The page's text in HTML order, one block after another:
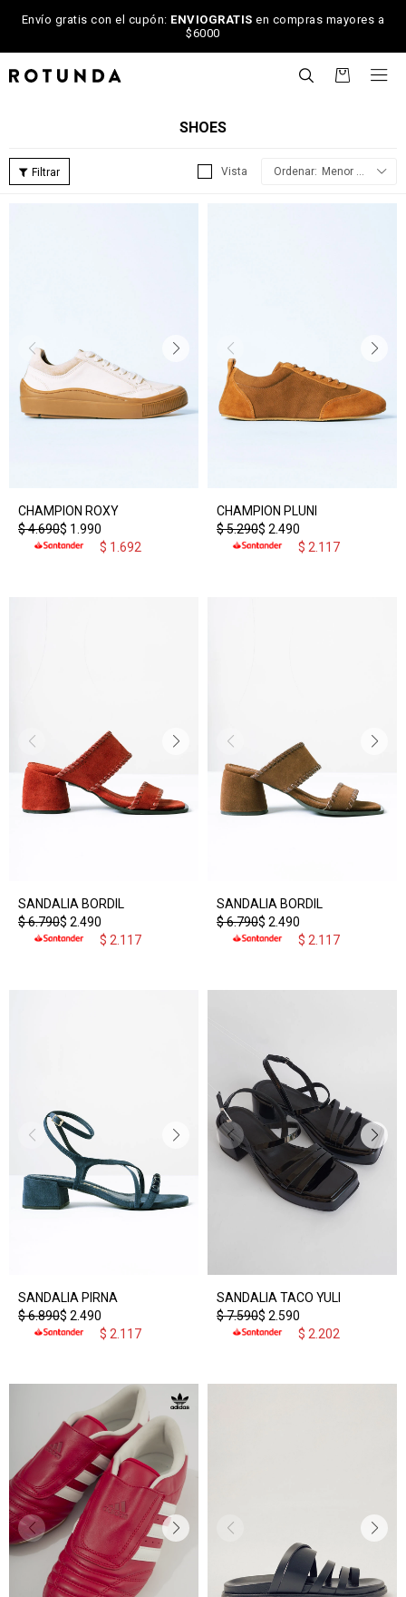
Envío gratis con el cupón: ENVIOGRATIS en compras mayores a
$6000

SHOES
Menor precio
CHAMPION ROXY
$ 1.990
$4.690
$ 1.692
CHAMPION PLUNI
$ 2.490
$5.290
$ 2.117
SANDALIA BORDIL
$ 2.490
$6.790
$ 2.117
SANDALIA BORDIL
$ 2.490
$6.790
$ 2.117
SANDALIA PIRNA
$ 2.490
$6.890
$ 2.117
SANDALIA TACO YULI
$ 2.590
$7.590
$ 2.202